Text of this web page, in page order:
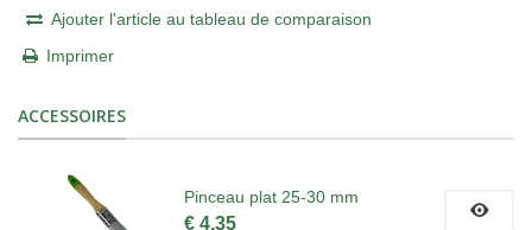
Ajouter l'article au tableau de comparaison
Imprimer
ACCESSOIRES
Pinceau plat 25-30 mm
€ 4,35